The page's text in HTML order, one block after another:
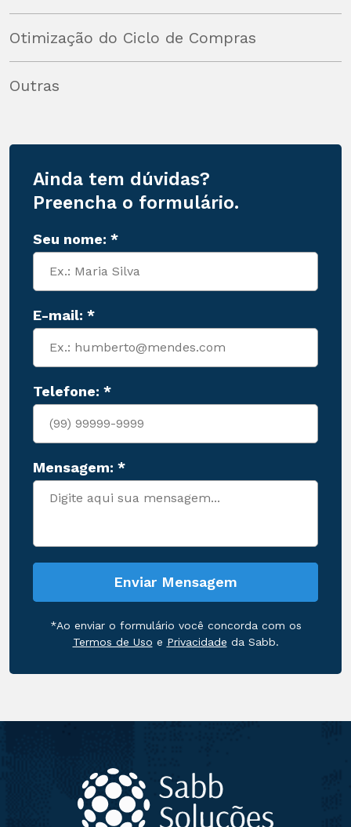
Otimização do Ciclo de Compras
Outras
Ainda tem dúvidas?
Preencha o formulário.
Seu nome: *
E-mail: *
Telefone: *
Mensagem: *
Enviar Mensagem
*Ao enviar o formulário você concorda com os
Termos de Uso e Privacidade da Sabb.